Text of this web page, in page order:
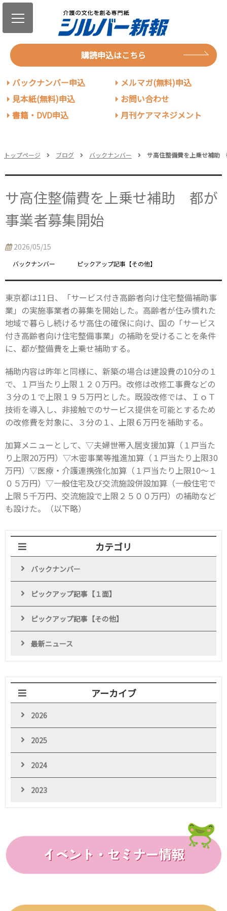
購読申込はこちら
バックナンバー申込
見本紙(無料)申込
書籍・DVD申込
メルマガ(無料)申込
お問い合わせ
月刊ケアマネジメント
トップページ ブログ バックナンバー サ高住整備費を上乗せ補助
サ高住整備費を上乗せ補助 都が
事業者募集開始
2026/05/15
バックナンバー ピックアップ記事【その他】
東京都は11日、「サービス付き高齢者向け住宅整備補助事
業」の実施事業者の募集を開始した。高齢者が住み慣れた
地域で暮らし続けるサ高住の確保に向け、国の「サービス
付き高齢者向け住宅整備事業」の補助を受けることを条件
に、都が整備費を上乗せ補助する。
補助内容は昨年と同様に、新築の場合は建設費の10分の１
で、１戸当たり上限１２０万円。改修は改修工事費などの
３分の１で上限１９５万円とした。既設改修では、ＩｏＴ
技術を導入し、非接触でのサービス提供を可能とするため
の改修費を対象に、３分の１、上限６万円を補助する。
加算メニューとして、▽夫婦世帯入居支援加算（１戸当た
り上限20万円）▽木密事業等推進加算（１戸当たり上限30
万円）▽医療・介護連携強化加算（１戸当たり上限10～１
０５万円）▽一般住宅及び交流施設併設加算（一般住宅で
上限５千万円、交流施設で上限２５００万円）の補助など
も設けた。（以下略）
カテゴリ
バックナンバー
ピックアップ記事【１面】
ピックアップ記事【その他】
最新ニュース
アーカイブ
2026
2025
2024
2023